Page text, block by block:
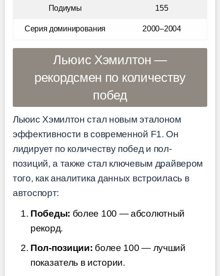
Подиумы 155
Серия доминирования 2000–2004
Льюис Хэмилтон —
рекордсмен по количеству
побед
Льюис Хэмилтон стал новым эталоном
эффективности в современной F1. Он
лидирует по количеству побед и пол-
позиций, а также стал ключевым драйвером
того, как аналитика данных встроилась в
автоспорт:
Победы: более 100 — абсолютный
рекорд.
Пол-позиции: более 100 — лучший
показатель в истории.